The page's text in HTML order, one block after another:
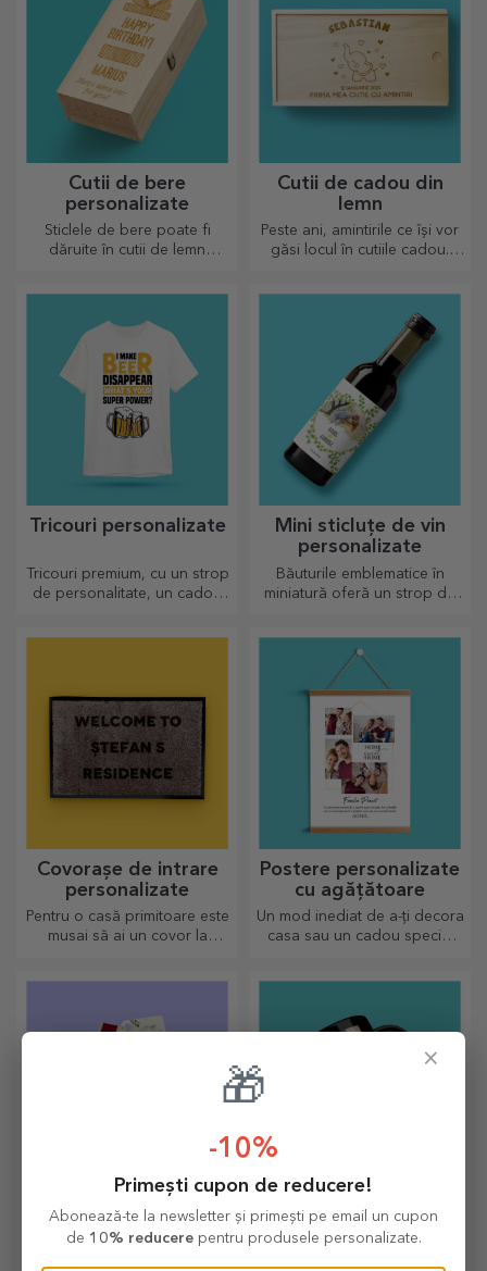
Cutii de bere
personalizate
Sticlele de bere poate fi
dăruite în cutii de lemn
Cutii de cadou din
lemn
Peste ani, amintirile ce își vor
găsi locul în cutiile cadou.
Tricouri personalizate
Tricouri premium, cu un strop
de personalitate, un cadou
Mini sticluțe de vin
personalizate
Băuturile emblematice în
miniatură oferă un strop de
Covorașe de intrare
personalizate
Pentru o casă primitoare este
musai să ai un covor la
Postere personalizate
cu agățătoare
Un mod inediat de a-ți decora
casa sau un cadou special
Cutii de vin
personalizate cu poză
Căni negre
personalizate
×
🎁
-10%
Primești cupon de reducere!
Abonează-te la newsletter și primești pe email un cupon
de 10% reducerepentru produsele personalizate.